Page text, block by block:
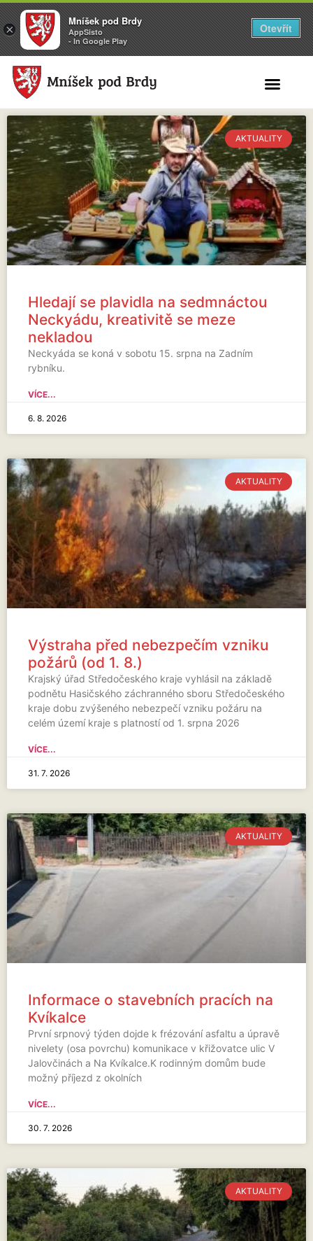
AKTUALITY
Hledají se plavidla na sedmnáctou
Neckyádu, kreativitě se meze
nekladou
Neckyáda se koná v sobotu 15. srpna na Zadním
rybníku.
VÍCE...
6. 8. 2026
AKTUALITY
Výstraha před nebezpečím vzniku
požárů (od 1. 8.)
Krajský úřad Středočeského kraje vyhlásil na základě
podnětu Hasičského záchranného sboru Středočeského
kraje dobu zvýšeného nebezpečí vzniku požáru na
celém území kraje s platností od 1. srpna 2026
VÍCE...
31. 7. 2026
AKTUALITY
Informace o stavebních pracích na
Kvíkalce
První srpnový týden dojde k frézování asfaltu a úpravě
nivelety (osa povrchu) komunikace v křižovatce ulic V
Jalovčinách a Na Kvíkalce.K rodinným domům bude
možný příjezd z okolních
VÍCE...
30. 7. 2026
AKTUALITY
×
Mníšek pod Brdy
AppSisto
- In Google Play
Otevřít